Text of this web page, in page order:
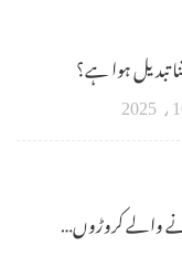
والے کروڑوں…